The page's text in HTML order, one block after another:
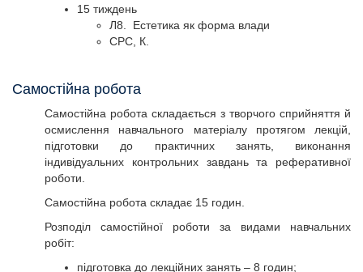
15 тиждень
Л8. Естетика як форма влади
СРС, К.
Самостійна робота
Самостійна робота складається з творчого сприйняття й
осмислення навчального матеріалу протягом лекцій,
підготовки до практичних занять, виконання
індивідуальних контрольних завдань та реферативної
роботи.
Самостійна робота складає 15 годин.
Розподіл самостійної роботи за видами навчальних
робіт:
підготовка до лекційних занять – 8 годин;